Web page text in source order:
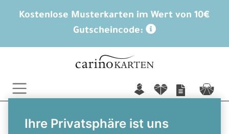
Kostenlose Musterkarten im Wert von 10€
Gutscheincode:
Ihre Privatsphäre ist uns
n f c